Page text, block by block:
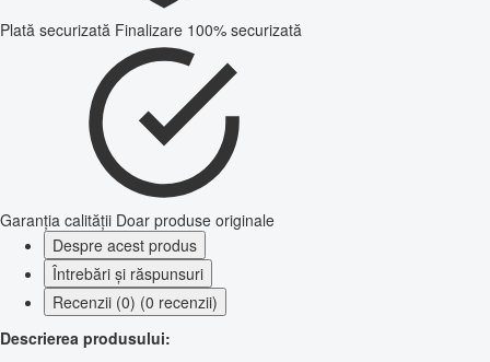
Plată securizată Finalizare 100% securizată
Garanția calității Doar produse originale
Despre acest produs
Întrebări și răspunsuri
Recenzii (0) (0 recenzii)
Descrierea produsului: